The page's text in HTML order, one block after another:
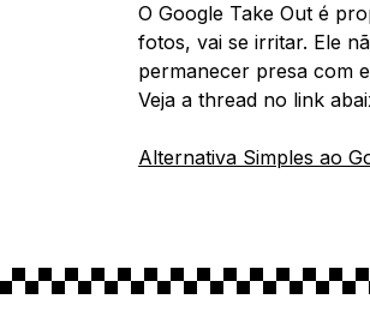
O Google Take Out é
fotos, vai se irritar. Ele
permanecer presa com
Veja a thread no link
Alternativa Simples ao